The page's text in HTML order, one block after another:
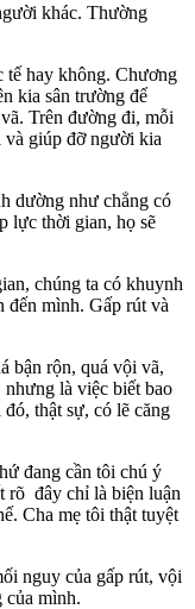
khác. Thường
tế hay không. Chương
kia sân trường để
Trên đường đi, mỗi
và giúp đỡ người kia
dường như chẳng có
lực thời gian, họ sẽ
chúng ta có khuynh
đến mình. Gấp rút và
bận rộn, quá vội vã,
là việc biết bao
thật sự, có lẽ căng
đang cần tôi chú ý
rõ đây chỉ là biện luận
Cha mẹ tôi thật tuyệt
nguy của gấp rút, vội
mình.